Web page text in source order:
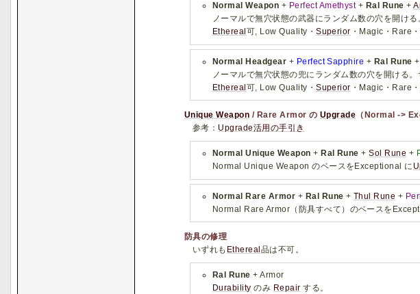
Normal Weapon + Perfect Amethyst+ Ral Rune +
ノーマルで無穴状態の武器にランダム数の穴を開け
Ethereal 可, Low Quality・Superior ・Magic・Rare
Normal Headgear + Perfect Sapphire + Ral Rune
ノーマルで無穴状態の兜にランダム数の穴を開ける
Ethereal 可, Low Quality・Superior ・Magic・Rare
Unique Weapon / Rare Armor の Upgrade （Normal ->
参考： Upgrade活用の手引き
Normal Unique Weapon + Ral Rune +Sol Rune +
Normal Unique Weapon のベースをExceptional に
Normal Rare Armor + Ral Rune + Thul Rune +
Normal Rare Armor（防具すべて）のベースを
防具の修理
いずれも Ethereal 品は不可。
Ral Rune + Armor
Durability のみ Repair する。